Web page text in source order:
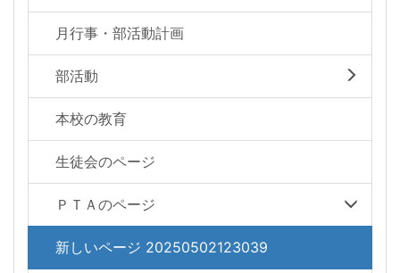
月行事・部活動計画
部活動
本校の教育
生徒会のページ
ＰＴＡのページ
新しいページ 20250502123039